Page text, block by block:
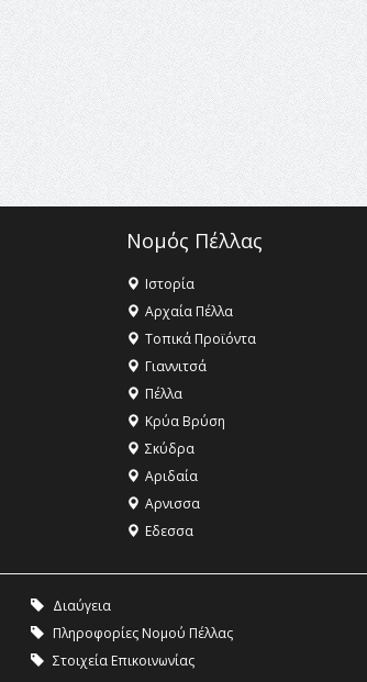
Νομός Πέλλας
Ιστορία
Αρχαία Πέλλα
Τοπικά Προϊόντα
Γιαννιτσά
Πέλλα
Κρύα Βρύση
Σκύδρα
Αριδαία
Aρνισσα
Eδεσσα
Διαύγεια
Πληροφορίες Νομού Πέλλας
Στοιχεία Επικοινωνίας